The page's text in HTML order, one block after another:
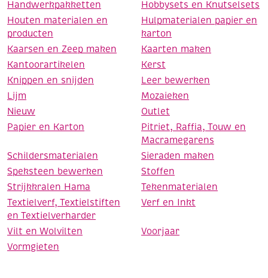
Handwerkpakketten
Hobbysets en Knutselsets
Houten materialen en
producten
Hulpmaterialen papier en
karton
Kaarsen en Zeep maken
Kaarten maken
Kantoorartikelen
Kerst
Knippen en snijden
Leer bewerken
Lijm
Mozaieken
Nieuw
Outlet
Papier en Karton
Pitriet, Raffia, Touw en
Macramegarens
Schildersmaterialen
Sieraden maken
Speksteen bewerken
Stoffen
Strijkkralen Hama
Tekenmaterialen
Textielverf, Textielstiften
en Textielverharder
Verf en Inkt
Vilt en Wolvilten
Voorjaar
Vormgieten